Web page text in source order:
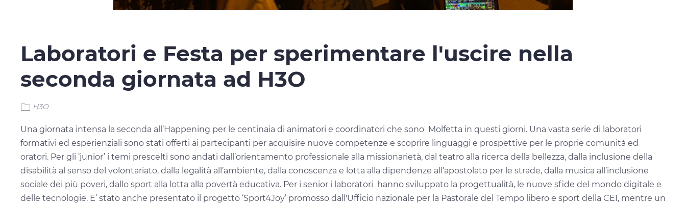
Laboratori e Festa per sperimentare l'uscire nella
seconda giornata ad H3O
H3O
Una giornata intensa la seconda all’Happening per le centinaia di animatori e coordinatori che sono Molfetta in questi giorni. Una vasta serie di laboratori
formativi ed esperienziali sono stati offerti ai partecipanti per acquisire nuove competenze e scoprire linguaggi e prospettive per le proprie comunità ed
oratori. Per gli ‘junior’ i temi prescelti sono andati dall’orientamento professionale alla missionarietà, dal teatro alla ricerca della bellezza, dalla inclusione della
disabilità al senso del volontariato, dalla legalità all’ambiente, dalla conoscenza e lotta alla dipendenze all’apostolato per le strade, dalla musica all’inclusione
sociale dei più poveri, dallo sport alla lotta alla povertà educativa. Per i senior i laboratori hanno sviluppato la progettualità, le nuove sfide del mondo digitale e
delle tecnologie. E’ stato anche presentato il progetto ‘Sport4Joy’ promosso dall'Ufficio nazionale per la Pastorale del Tempo libero e sport della CEI, mentre un